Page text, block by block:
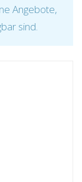
Angebote,
sind.